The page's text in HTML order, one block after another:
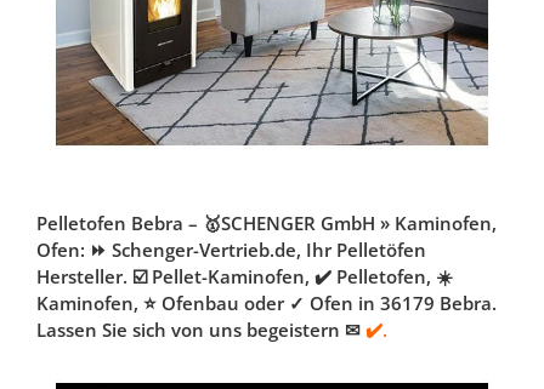
Pelletofen Bebra – 🥇SCHENGER GmbH » Kaminofen,
Ofen: ⏩ Schenger-Vertrieb.de, Ihr Pelletöfen
Hersteller. ☑️ Pellet-Kaminofen, ✔️ Pelletofen, ☀️
Kaminofen, ⭐ Ofenbau oder ✓ Ofen in 36179 Bebra.
Lassen Sie sich von uns begeistern ✉ ✔️.